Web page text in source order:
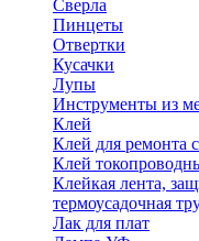
Сверла
Пинцеты
Отвертки
Кусачки
Лупы
Инструменты из
Клей
Клей для ремонта
Клей
Клейкая лента,
термоусадочная
Лак для плат